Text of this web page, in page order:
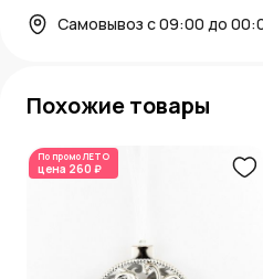
Самовывоз с 09:00 до
Похожие товары
По промоЛЕТО
цена 260 ₽